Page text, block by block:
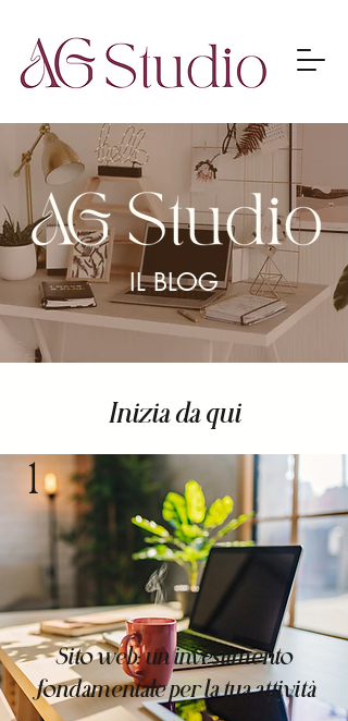
IL BLOG
Inizia da qui
1
Sito web: un investimento
fondamentale per la tua attività